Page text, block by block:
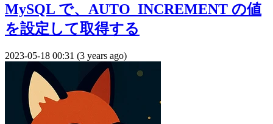
MySQL で、AUTO_INCREMENT の値
を設定して取得する
2023-05-18 00:31 (3 years ago)